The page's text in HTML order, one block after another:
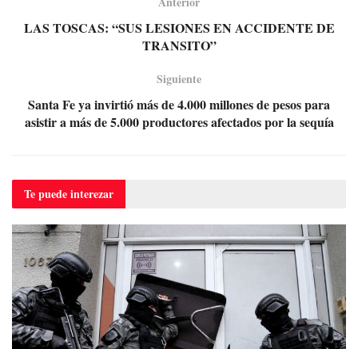
LAS TOSCAS: “SUS LESIONES EN ACCIDENTE DE
TRANSITO”
Siguiente
Santa Fe ya invirtió más de 4.000 millones de pesos para
asistir a más de 5.000 productores afectados por la sequía
Te puedeinterezar